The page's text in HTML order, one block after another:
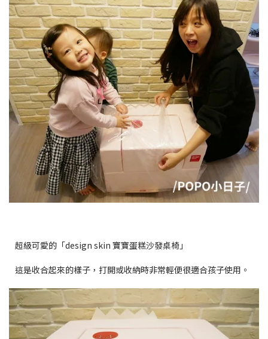
超級可愛的「design skin 寶寶蛋糕沙發桌椅」
這是收合起來的樣子，打開或收納時非常輕便很適合孩子使用。